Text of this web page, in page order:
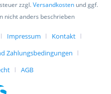
gelesen,
zzgl.Versandkosten und ggf.
nicht anders beschrieben
Impressum
Kontakt
Zahlungsbedingungen
AGB